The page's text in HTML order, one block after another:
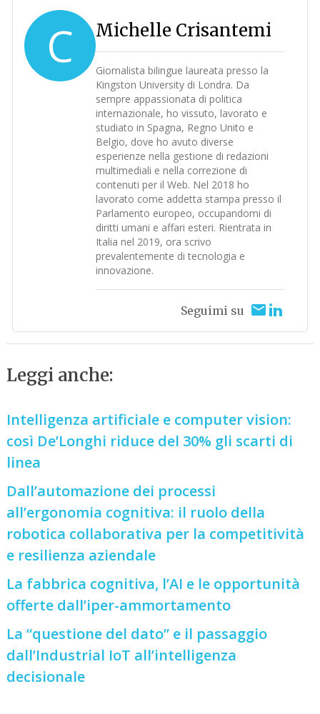
C Michelle Crisantemi
Giornalista bilingue laureata presso la
Kingston University di Londra. Da
sempre appassionata di politica
internazionale, ho vissuto, lavorato e
studiato in Spagna, Regno Unito e
Belgio, dove ho avuto diverse
esperienze nella gestione di redazioni
multimediali e nella correzione di
contenuti per il Web. Nel 2018 ho
lavorato come addetta stampa presso il
Parlamento europeo, occupandomi di
diritti umani e affari esteri. Rientrata in
Italia nel 2019, ora scrivo
prevalentemente di tecnologia e
innovazione.
Seguimi su
Leggi anche:
Intelligenza artificiale e computer vision:
così De’Longhi riduce del 30% gli scarti di
linea
Dall’automazione dei processi
all’ergonomia cognitiva: il ruolo della
robotica collaborativa per la competitività
e resilienza aziendale
La fabbrica cognitiva, l’AI e le opportunità
offerte dall’iper-ammortamento
La “questione del dato” e il passaggio
dall’Industrial IoT all’intelligenza
decisionale